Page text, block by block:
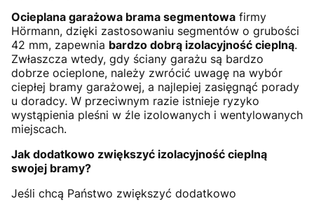
Ocieplana garażowa brama segmentowa firmy
Hörmann, dzięki zastosowaniu segmentów o grubości
42 mm, zapewnia bardzo dobrą izolacyjność cieplną.
Zwłaszcza wtedy, gdy ściany garażu są bardzo
dobrze ocieplone, należy zwrócić uwagę na wybór
ciepłej bramy garażowej, a najlepiej zasięgnąć porady
u doradcy. W przeciwnym razie istnieje ryzyko
wystąpienia pleśni w źle izolowanych i wentylowanych
miejscach.
Jak dodatkowo zwiększyć izolacyjność cieplną
swojej bramy?
Jeśli chcą Państwo zwiększyć dodatkowo